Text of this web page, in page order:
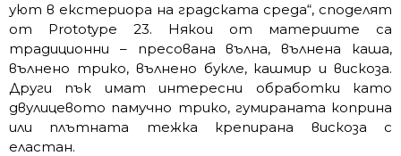
уют в екстериора на градската среда“, споделят
от Prototype 23. Някои от материите са
традиционни – пресована вълна, вълнена каша,
вълнено трико, вълнено букле, кашмир и вискоза.
Други пък имат интересни обработки като
двулицевото памучно трико, гумираната коприна
или плътната тежка крепирана вискоза с
еластан.